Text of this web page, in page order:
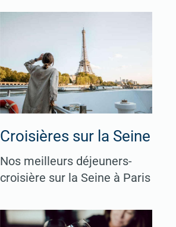
Croisières sur la Seine
Nos meilleurs déjeuners-
croisière sur la Seine à Paris